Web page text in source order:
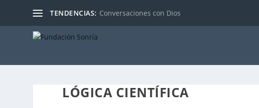
TENDENCIAS: Conversaciones con Dios
LÓGICA CIENTÍFICA